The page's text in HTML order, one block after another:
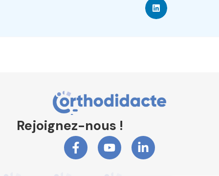
Rejoignez-nous !